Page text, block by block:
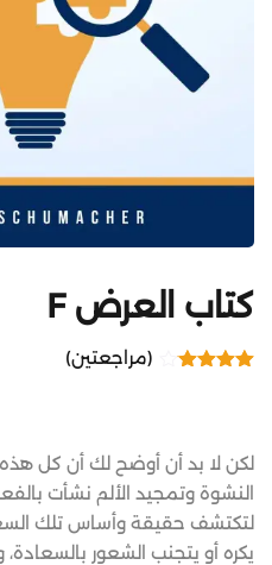
كتاب العرض F
تقييم من
العملاء
(مراجعتين)
لكن لا بد أن أوضح لك أن كل هذه
النشوة وتمجيد الألم نشأت
لتكتشف حقيقة وأساس تلك
يكره أو يتجنب الشعور